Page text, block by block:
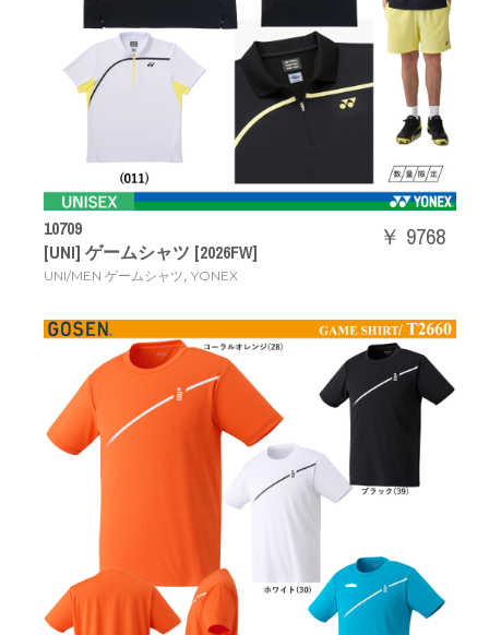
10709
[UNI] ゲームシャツ [2026FW]
UNI/MEN ゲームシャツ, YONEX
￥ 9768